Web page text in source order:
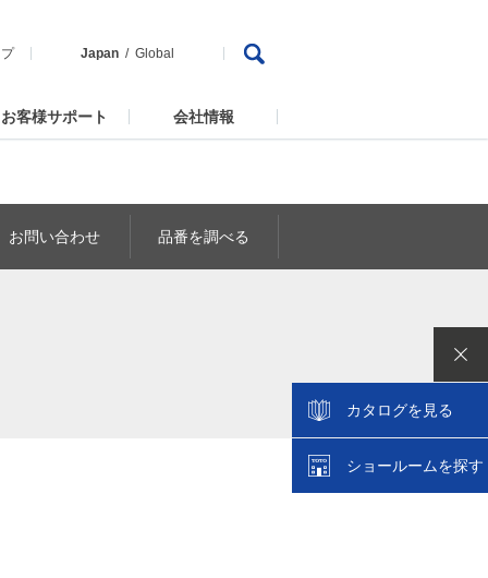
Japan Global
お客様サポート 会社情報
お問い合わせ 品番を調べる
カタログを見る
ショールームを探す